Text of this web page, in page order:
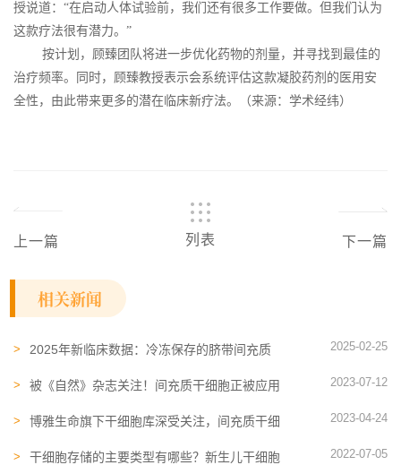
授说道：“在启动人体试验前，我们还有很多工作要做。但我们认为
这款疗法很有潜力。”
按计划，顾臻团队将进一步优化药物的剂量，并寻找到最佳的
治疗频率。同时，顾臻教授表示会系统评估这款凝胶药剂的医用安
全性，由此带来更多的潜在临床新疗法。（来源：学术经纬）
上一篇 列表 下一篇
相关新闻
2025年新临床数据：冷冻保存的脐带间充质
2025-02-25
被《自然》杂志关注！间充质干细胞正被应用
2023-07-12
博雅生命旗下干细胞库深受关注，间充质干细
2023-04-24
干细胞存储的主要类型有哪些？新生儿干细胞
2022-07-05